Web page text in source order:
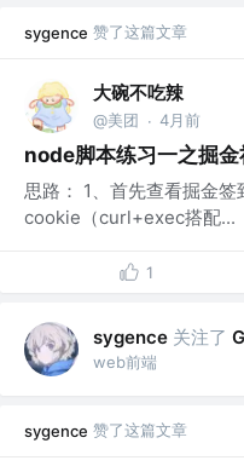
sygence 赞了这篇文章
大碗不吃辣
@美团 · 4月前
node脚本练习一之掘金
思路： 1、首先查看掘金
cookie（curl+exec搭配...
1
sygence 关注了
web前端
sygence 赞了这篇文章